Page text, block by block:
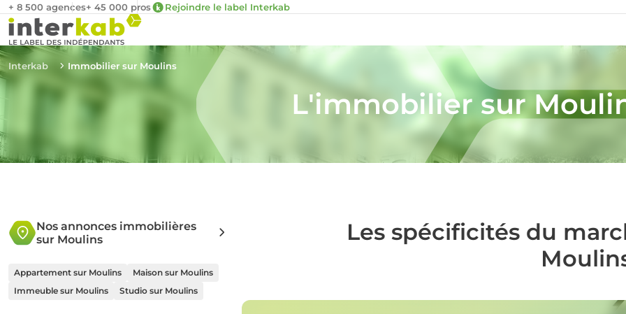
+ 8 500 agences+ 45 000 pros Rejoindre le label Interkab
Interkab Immobilier sur Moulins
L'immobilier sur
Nos annonces immobilières
sur Moulins
Appartement sur Moulins
Maison sur Moulins
Immeuble sur Moulins
Studio sur Moulins
Les spécificités du